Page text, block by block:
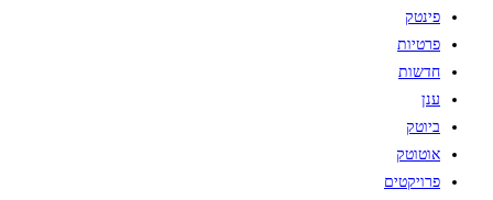
פינטק
פרטיות
חדשות
ענן
ביוטק
אוטוטק
פרויקטים